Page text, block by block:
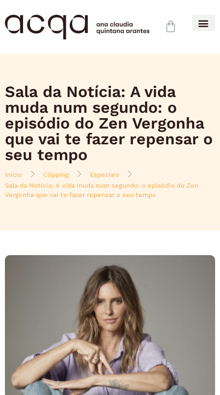
Sala da Notícia: A vida
muda num segundo: o
episódio do Zen Vergonha
que vai te fazer repensar o
seu tempo
Início Clipping
Especiais
Sala da Notícia: A vida muda num segundo: o episódio do Zen
Vergonha que vai te fazer repensar o seu tempo